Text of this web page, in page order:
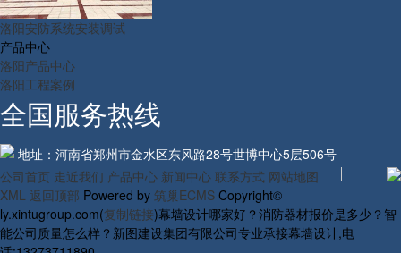
洛阳安防系统安装调试
产品中心
洛阳产品中心
洛阳工程案例
全国服务热线
地址：河南省郑州市金水区东风路28号世博中心5层506号
公司首页 走近我们 产品中心 新闻中心 联系方式 网站地图
XML 返回顶部 Powered by 筑巢ECMS Copyright©
ly.xintugroup.com(复制链接)幕墙设计哪家好？消防器材报价是多少？智
能公司质量怎么样？新图建设集团有限公司专业承接幕墙设计,电